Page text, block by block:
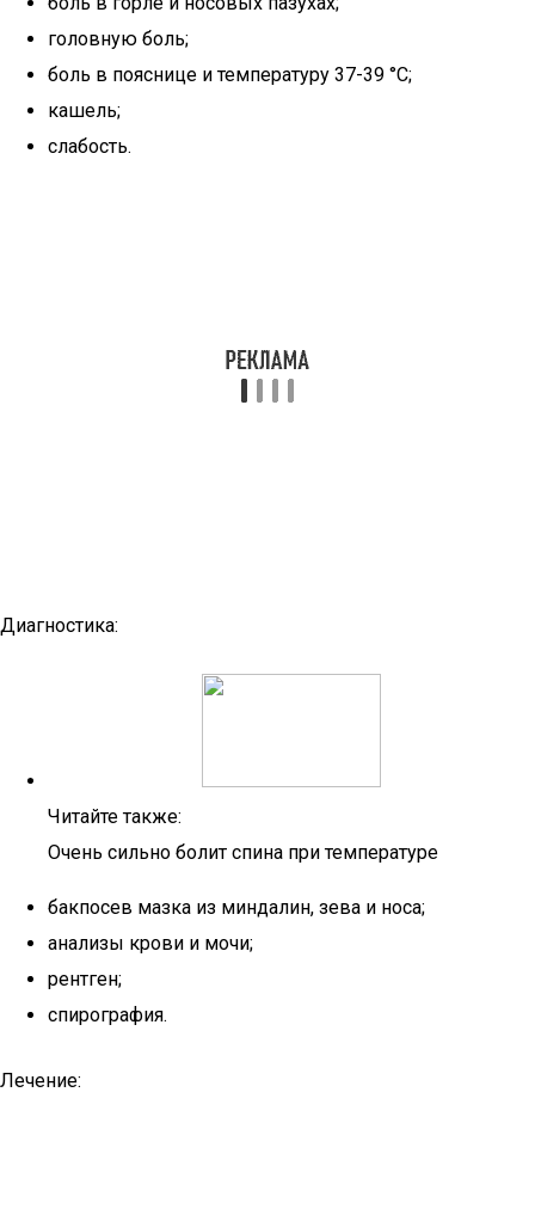
головную боль;
боль в пояснице и температуру 37-39 °С;
кашель;
слабость.
Диагностика:
Читайте также:
Очень сильно болит спина при температуре
бакпосев мазка из миндалин, зева и носа;
анализы крови и мочи;
рентген;
спирография.
Лечение: